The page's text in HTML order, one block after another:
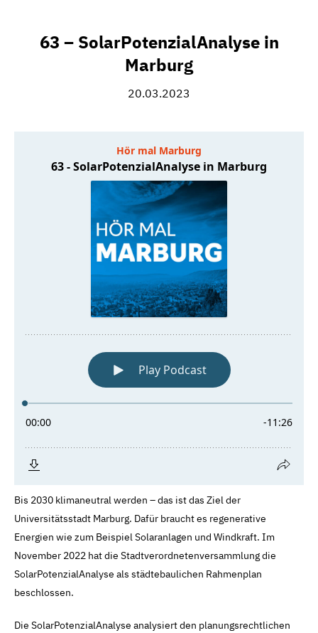
63 – SolarPotenzialAnalyse in
Marburg
20.03.2023
Bis 2030 klimaneutral werden – das ist das Ziel der
Universitätsstadt Marburg. Dafür braucht es regenerative
Energien wie zum Beispiel Solaranlagen und Windkraft. Im
November 2022 hat die Stadtverordnetenversammlung die
SolarPotenzialAnalyse als städtebaulichen Rahmenplan
beschlossen.
Die SolarPotenzialAnalyse analysiert den planungsrechtlichen